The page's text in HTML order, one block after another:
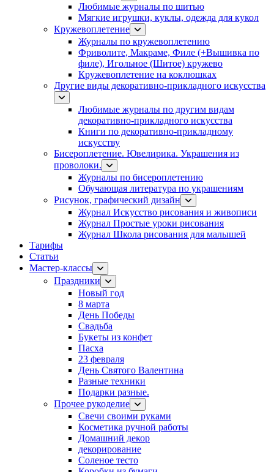
Любимые журналы по шитью
Мягкие игрушки, куклы, одежда для кукол
Кружевоплетение
Журналы по кружевоплетению
Фриволите, Макраме, Филе (+Вышивка по
филе), Игольное (Шитое) кружево
Кружевоплетение на коклюшках
Другие виды декоративно-прикладного искусства
Любимые журналы по другим видам
декоративно-прикладного искусства
Книги по декоративно-прикладному
искусству
Бисероплетение. Ювелирика. Украшения из
проволоки.
Журналы по бисероплетению
Обучающая литература по украшениям
Рисунок, графический дизайн
Журнал Искусство рисования и живописи
Журнал Простые уроки рисования
Журнал Школа рисования для малышей
Тарифы
Статьи
Мастер-классы
Праздники
Новый год
8 марта
День Победы
Свадьба
Букеты из конфет
Пасха
23 февраля
День Святого Валентина
Разные техники
Подарки разные.
Прочее рукоделие
Свечи своими руками
Косметика ручной работы
Домашний декор
декорирование
Соленое тесто